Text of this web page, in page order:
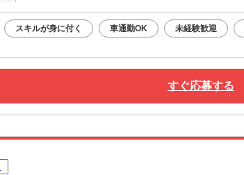
スキルが身に付く 車通勤OK 未経験歓迎
すぐ応募する